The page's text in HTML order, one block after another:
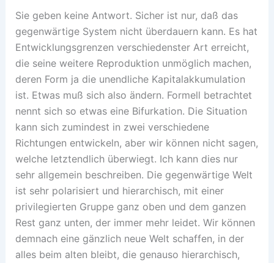
Sie geben keine Antwort. Sicher ist nur, daß das
gegenwärtige System nicht überdauern kann. Es hat
Entwicklungsgrenzen verschiedenster Art erreicht,
die seine weitere Reproduktion unmöglich machen,
deren Form ja die unendliche Kapitalakkumulation
ist. Etwas muß sich also ändern. Formell betrachtet
nennt sich so etwas eine Bifurkation. Die Situation
kann sich zumindest in zwei verschiedene
Richtungen entwickeln, aber wir können nicht sagen,
welche letztendlich überwiegt. Ich kann dies nur
sehr allgemein beschreiben. Die gegenwärtige Welt
ist sehr polarisiert und hierarchisch, mit einer
privilegierten Gruppe ganz oben und dem ganzen
Rest ganz unten, der immer mehr leidet. Wir können
demnach eine gänzlich neue Welt schaffen, in der
alles beim alten bleibt, die genauso hierarchisch,